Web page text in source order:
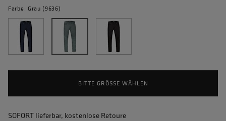
Farbe: Grau (9636)
BITTE GRÖSSE WÄHLEN
SOFORT lieferbar, kostenlose Retoure